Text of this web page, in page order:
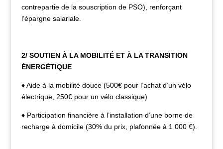
contrepartie de la souscription de PSO), renforçant
l’épargne salariale.
2/ SOUTIEN À LA MOBILITÉ ET À LA TRANSITION
ÉNERGÉTIQUE
♦ Aide à la mobilité douce (500€ pour l’achat d’un vélo
électrique, 250€ pour un vélo classique)
♦ Participation financière à l’installation d’une borne de
recharge à domicile (30% du prix, plafonnée à 1 000 €).